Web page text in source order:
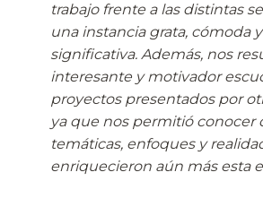
trabajo frente a las distintas
una instancia grata, cómoda y
significativa. Además, nos
interesante y motivador
proyectos presentados por
ya que nos permitió conocer
temáticas, enfoques y
enriquecieron aún más esta